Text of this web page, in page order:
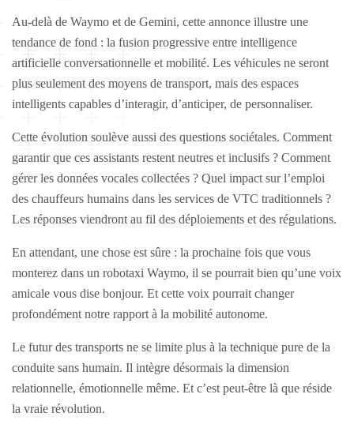
Au-delà de Waymo et de Gemini, cette annonce illustre une
tendance de fond : la fusion progressive entre intelligence
artificielle conversationnelle et mobilité. Les véhicules ne seront
plus seulement des moyens de transport, mais des espaces
intelligents capables d’interagir, d’anticiper, de personnaliser.
Cette évolution soulève aussi des questions sociétales. Comment
garantir que ces assistants restent neutres et inclusifs ? Comment
gérer les données vocales collectées ? Quel impact sur l’emploi
des chauffeurs humains dans les services de VTC traditionnels ?
Les réponses viendront au fil des déploiements et des régulations.
En attendant, une chose est sûre : la prochaine fois que vous
monterez dans un robotaxi Waymo, il se pourrait bien qu’une voix
amicale vous dise bonjour. Et cette voix pourrait changer
profondément notre rapport à la mobilité autonome.
Le futur des transports ne se limite plus à la technique pure de la
conduite sans humain. Il intègre désormais la dimension
relationnelle, émotionnelle même. Et c’est peut-être là que réside
la vraie révolution.